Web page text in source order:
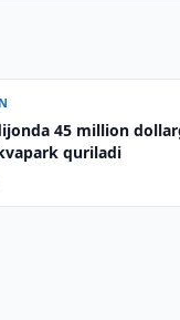
45 million
quriladi